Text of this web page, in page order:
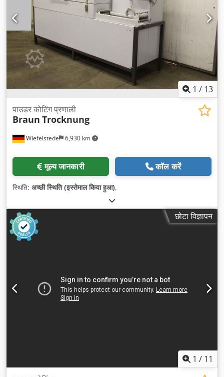
1 / 13
Wiefelstede 6,930 km
पाउडर कोटिंग प्रणाली
Braun Trocknung
मूल्य जानकारी कॉल करें
स्थिति: अच्छी स्थिति (इस्तेमाल किया हुआ),
छोटा विज्ञापन
1 / 11